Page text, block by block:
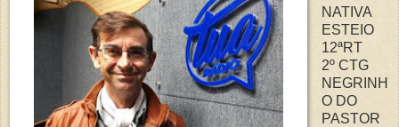
NATIVA
ESTEIO
12ªRT
2º CTG
NEGRINH
O DO
PASTOR